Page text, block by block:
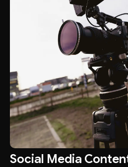
Social Media